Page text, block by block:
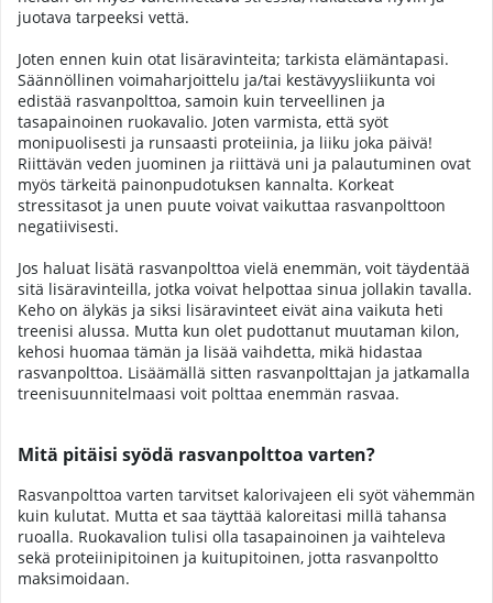
juotava tarpeeksi vettä.
Joten ennen kuin otat lisäravinteita; tarkista elämäntapasi.
Säännöllinen voimaharjoittelu ja/tai kestävyysliikunta voi
edistää rasvanpolttoa, samoin kuin terveellinen ja
tasapainoinen ruokavalio. Joten varmista, että syöt
monipuolisesti ja runsaasti proteiinia, ja liiku joka päivä!
Riittävän veden juominen ja riittävä uni ja palautuminen ovat
myös tärkeitä painonpudotuksen kannalta. Korkeat
stressitasot ja unen puute voivat vaikuttaa rasvanpolttoon
negatiivisesti.
Jos haluat lisätä rasvanpolttoa vielä enemmän, voit täydentää
sitä lisäravinteilla, jotka voivat helpottaa sinua jollakin tavalla.
Keho on älykäs ja siksi lisäravinteet eivät aina vaikuta heti
treenisi alussa. Mutta kun olet pudottanut muutaman kilon,
kehosi huomaa tämän ja lisää vaihdetta, mikä hidastaa
rasvanpolttoa. Lisäämällä sitten rasvanpolttajan ja jatkamalla
treenisuunnitelmaasi voit polttaa enemmän rasvaa.
Mitä pitäisi syödä rasvanpolttoa varten?
Rasvanpolttoa varten tarvitset kalorivajeen eli syöt vähemmän
kuin kulutat. Mutta et saa täyttää kaloreitasi millä tahansa
ruoalla. Ruokavalion tulisi olla tasapainoinen ja vaihteleva
sekä proteiinipitoinen ja kuitupitoinen, jotta rasvanpoltto
maksimoidaan.